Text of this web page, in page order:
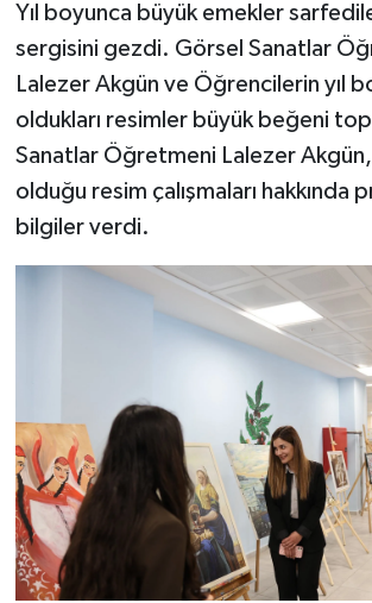
Yıl boyunca büyük emekler
sergisini gezdi. Görsel Sanatlar
Lalezer Akgün ve Öğrencilerin yıl
oldukları resimler büyük beğeni
Sanatlar Öğretmeni Lalezer Akgün,
olduğu resim çalışmaları hakkında
bilgiler verdi.